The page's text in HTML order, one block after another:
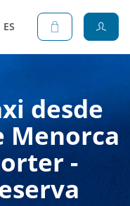
ES
desde
Menorca
-